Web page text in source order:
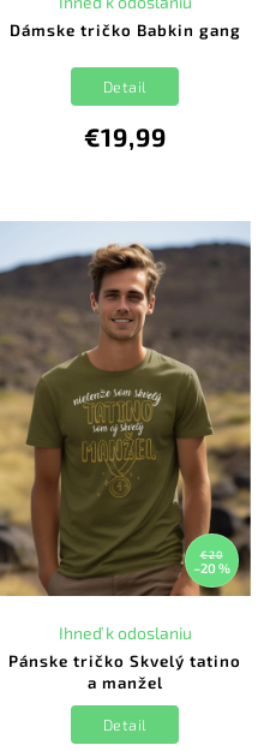
Dámske tričko Babkin gang
€19,99
Detail
€20
–20 %
Pánske tričko Skvelý tatino
a manžel
Ihneď k odoslaniu
Detail